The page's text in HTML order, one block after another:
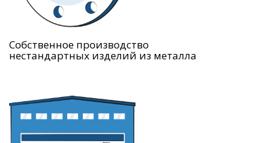
Собственное производство
нестандартных изделий из металла